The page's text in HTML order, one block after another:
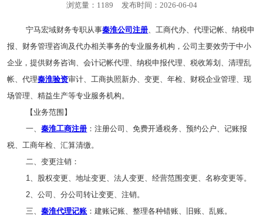
浏览量：1189 发布时间：2026-06-04
宁马宏域财务专职从事秦淮公司注册、工商代办、代理记帐、纳税申
报、财务管理咨询及代办相关事务的专业服务机构，公司主要效劳于中小
企业，提供财务咨询、会计记帐代理、纳税申报代理、税收筹划、清理乱
帐、代理秦淮验资审计、工商执照新办、变更、年检、财税企业管理、现
场管理、精益生产等专业服务机构。
【业务范围】
一、秦淮工商注册 ：注册公司、免费开通税务、预约公户、记账报
税、工商年检、汇算清缴。
二、变更注销：
1、股权变更、地址变更、法人变更、经营范围变更、名称变更等。
2、公司、分公司转让变更、注销。
三、秦淮代理记账 ：建账记账、整理各种错账、旧账、乱账。